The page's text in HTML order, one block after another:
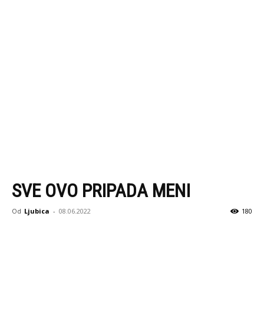
SVE OVO PRIPADA MENI
Od Ljubica - 08.06.2022 180